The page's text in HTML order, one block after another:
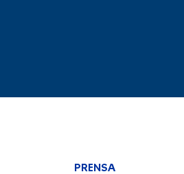
PRENSA